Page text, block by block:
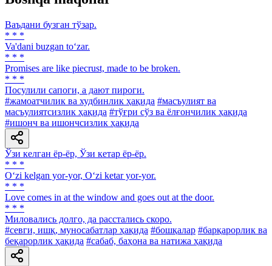
Ваъдани бузган тўзар.
* * *
Va'dani buzgan to‘zar.
* * *
Promises are like piecrust, made to be broken.
* * *
Посулили сапоги, а дают пироги.
#жамоатчилик ва худбинлик ҳақида #масъулият ва
масъулиятсизлик ҳақида #тўғри сўз ва ёлғончилик ҳақида
#ишонч ва ишончсизлик ҳақида
Ўзи келган ёр-ёр, Ўзи кетар ёр-ёр.
* * *
O‘zi kelgan yor-yor, O‘zi ketar yor-yor.
* * *
Love comes in at the window and goes out at the door.
* * *
Миловались долго, да расстались скоро.
#севги, ишқ, муносабатлар ҳақида #бошқалар #барқарорлик ва
беқарорлик ҳақида #сабаб, баҳона ва натижа ҳақида